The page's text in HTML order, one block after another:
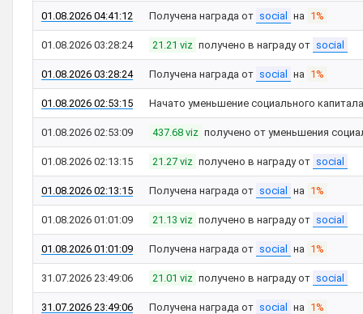
01.08.2026 04:41:12 Получена награда от social на 1%
01.08.2026 03:28:24 21.21 viz получено в награду от social
01.08.2026 03:28:24 Получена награда от social на 1%
01.08.2026 02:53:15 Начато уменьшение социального
01.08.2026 02:53:09 437.68 viz получено от уменьшения
01.08.2026 02:13:15 21.27 viz получено в награду от social
01.08.2026 02:13:15 Получена награда от social на 1%
01.08.2026 01:01:09 21.13 viz получено в награду от social
01.08.2026 01:01:09 Получена награда от social на 1%
31.07.2026 23:49:06 21.01 viz получено в награду от social
31.07.2026 23:49:06 Получена награда от social на 1%